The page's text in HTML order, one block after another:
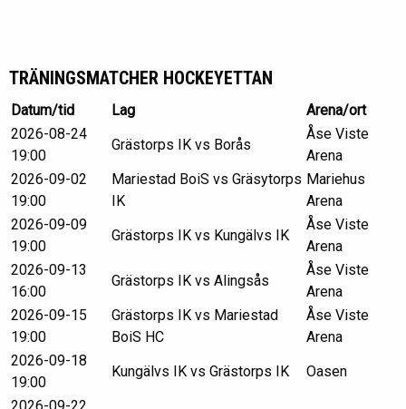
TRÄNINGSMATCHER HOCKEYETTAN
Datum/tid Lag
Arena/ort
2026-08-24
19:00
Grästorps IK vs Borås
Åse Viste
Arena
2026-09-02
19:00
Mariestad BoiS vs Gräsytorps
IK
Mariehus
Arena
2026-09-09
19:00
Grästorps IK vs Kungälvs IK
Åse Viste
Arena
2026-09-13
16:00
Grästorps IK vs Alingsås
Åse Viste
Arena
2026-09-15
19:00
Grästorps IK vs Mariestad
BoiS HC
Åse Viste
Arena
2026-09-18
19:00
Kungälvs IK vs Grästorps IK
Oasen